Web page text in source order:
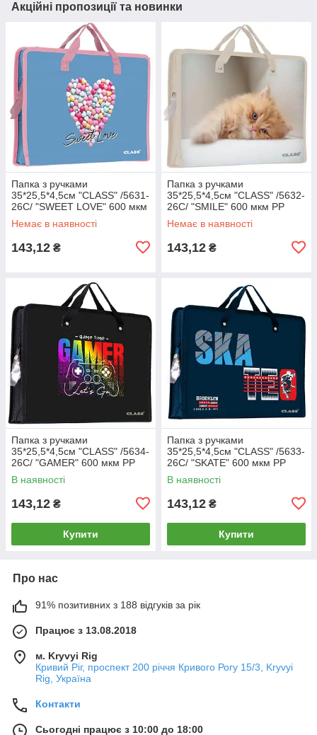
Акційні пропозиції та новинки
Папка з ручками
35*25,5*4,5см "CLASS" /5631-
26C/ "SWEET LOVE" 600 мкм
РР (1/60)
Немає в наявності
143,12 ₴
Папка з ручками
35*25,5*4,5см "CLASS" /5632-
26C/ "SMILE" 600 мкм РР
(1/60)
Немає в наявності
143,12 ₴
Папка з ручками
35*25,5*4,5см "CLASS" /5634-
26C/ "GAMER" 600 мкм РР
(1/60)
В наявності
143,12 ₴
Купити
Папка з ручками
35*25,5*4,5см "CLASS" /5633-
26C/ "SKATE" 600 мкм РР
(1/60)
В наявності
143,12 ₴
Купити
Про нас
91% позитивних з 188 відгуків за рік
Працює з 13.08.2018
м. Kryvyi Rig
Кривий Ріг, проспект 200 річчя Кривого Рогу 15/3, Kryvyi
Rig, Україна
Контакти
Сьогодні працює з 10:00 до 18:00